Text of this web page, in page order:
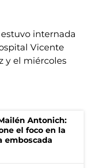
internada
Vicente
y el miércoles
Antonich:
el foco en la
emboscada